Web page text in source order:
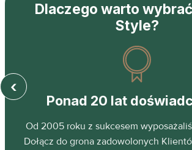
Dlaczego warto wybrać
Style?
Ponad 20 lat
Od 2005 roku z sukcesem
Dołącz do grona zadowolonych
‹